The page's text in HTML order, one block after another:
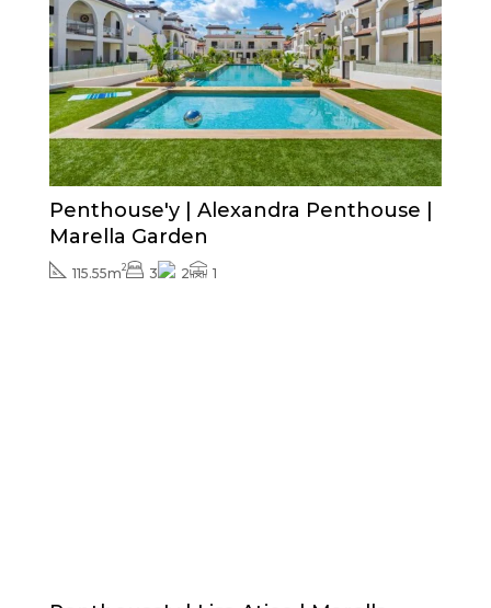
Cena od
430.000€
Penthouse'y | Alexandra Penthouse |
Marella Garden
115.55m2 3 2 1